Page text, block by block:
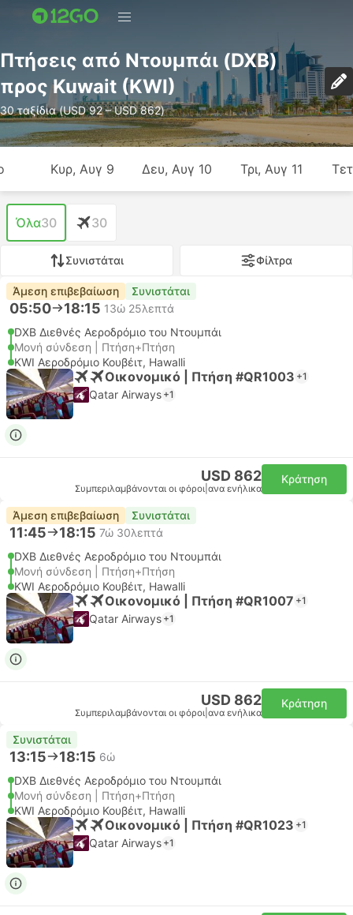
Πτήσεις από Ντουμπάι (DXB)
προς Kuwait (KWI)
30 ταξίδια (USD 92 – USD 862)
Κυρ, Αυγ 9 Δευ, Αυγ 10 Τρι, Αυγ 11
Όλα30 30
Συνιστάται Φίλτρα
Άμεση επιβεβαίωση Συνιστάται
05:50 18:15 13ώ 25λεπτά
DXB Διεθνές Αεροδρόμιο του Ντουμπάι
Μονή σύνδεση | Πτήση+Πτήση
KWI Αεροδρόμιο Κουβέιτ, Hawalli
Οικονομικό | Πτήση #QR1003 +1
Qatar Airways +1
USD 862
Συμπεριλαμβάνονται οι φόροι ανα ενήλικα
Κράτηση
Άμεση επιβεβαίωση Συνιστάται
11:45 18:15 7ώ 30λεπτά
DXB Διεθνές Αεροδρόμιο του Ντουμπάι
Μονή σύνδεση | Πτήση+Πτήση
KWI Αεροδρόμιο Κουβέιτ, Hawalli
Οικονομικό | Πτήση #QR1007 +1
Qatar Airways +1
USD 862
Συμπεριλαμβάνονται οι φόροι ανα ενήλικα
Κράτηση
Συνιστάται
13:15 18:15 6ώ
DXB Διεθνές Αεροδρόμιο του Ντουμπάι
Μονή σύνδεση | Πτήση+Πτήση
KWI Αεροδρόμιο Κουβέιτ, Hawalli
Οικονομικό | Πτήση #QR1023 +1
Qatar Airways +1